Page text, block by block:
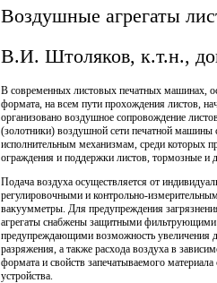
Воздушные агрегаты
В.И. Штоляков, к.т.н.,
В современных листовых печатных машинах,
формата, на всем пути прохождения листов,
организовано воздушное сопровождение
(золотники) воздушной сети печатной машины
исполнительным механизмам, среди которых
ограждения и поддержки листов, тормозные и
Подача воздуха осуществляется от
регулировочными и контрольно-
вакуумметры. Для предупреждения
агрегаты снабжены защитными фильтрующими
предупреждающими возможность увеличения
разряжения, а также расхода воздуха в
формата и свойств запечатываемого
устройства.